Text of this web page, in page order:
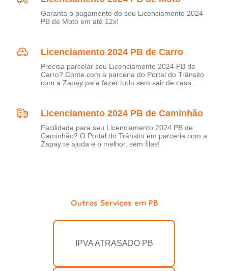
Garanta o pagamento do seu Licenciamento 2024
PB de Moto em até 12x!
Licenciamento 2024 PB de Carro
Precisa parcelar seu Licenciamento 2024 PB de
Carro? Conte com a parceria do Portal do Trânsito
com a Zapay para fazer tudo sem sair de casa.
Licenciamento 2024 PB de Caminhão
Facilidade para seu Licenciamento 2024 PB de
Caminhão? O Portal do Trânsito em parceria com a
Zapay te ajuda e o melhor, sem filas!
Outros Serviços em PB
IPVA ATRASADO PB